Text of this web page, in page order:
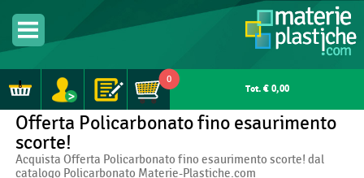
0
Tot. € 0,00
Offerta Policarbonato fino esaurimento
scorte!
Acquista Offerta Policarbonato fino esaurimento scorte! dal
catalogo Policarbonato Materie-Plastiche.com